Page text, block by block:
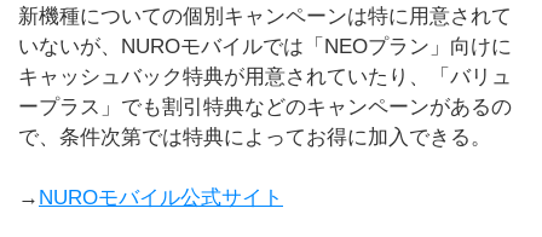
新機種についての個別キャンペーンは特に用意されて
いないが、NUROモバイルでは「NEOプラン」向けに
キャッシュバック特典が用意されていたり、「バリュ
ープラス」でも割引特典などのキャンペーンがあるの
で、条件次第では特典によってお得に加入できる。
→ NUROモバイル公式サイト